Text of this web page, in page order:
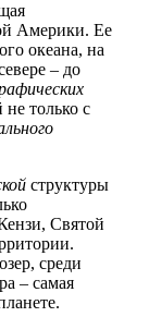
Америки. Ее
океана, на
– до
только с
структуры
Святой
среди
– самая